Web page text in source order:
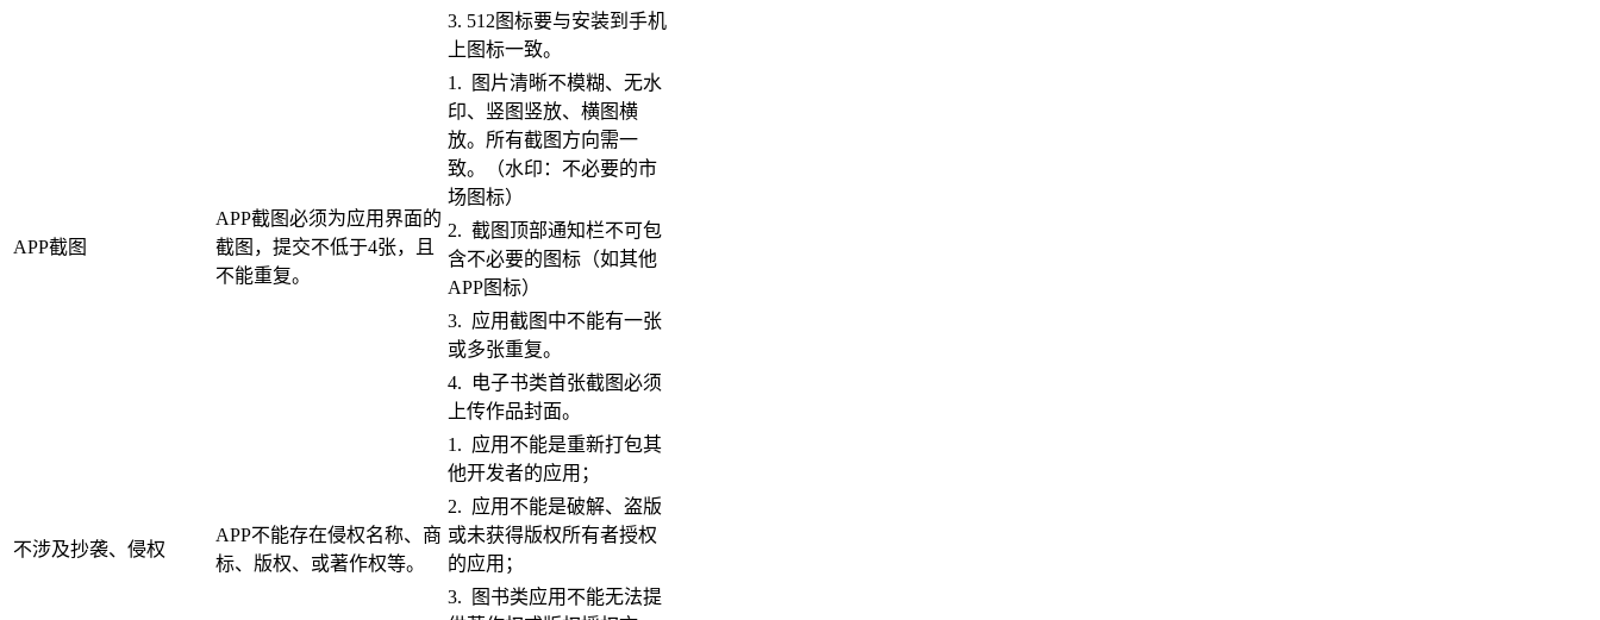
3. 512图标要与安装到手机
上图标一致。
APP截图
APP截图必须为应用界面的
截图，提交不低于4张，且
不能重复。
1. 图片清晰不模糊、无水
印、竖图竖放、横图横
放。所有截图方向需一
致。（水印：不必要的市
场图标）
2. 截图顶部通知栏不可包
含不必要的图标（如其他
APP图标）
3. 应用截图中不能有一张
或多张重复。
4. 电子书类首张截图必须
上传作品封面。
不涉及抄袭、侵权
APP不能存在侵权名称、商
标、版权、或著作权等。
1. 应用不能是重新打包其
他开发者的应用；
2. 应用不能是破解、盗版
或未获得版权所有者授权
的应用；
3. 图书类应用不能无法提